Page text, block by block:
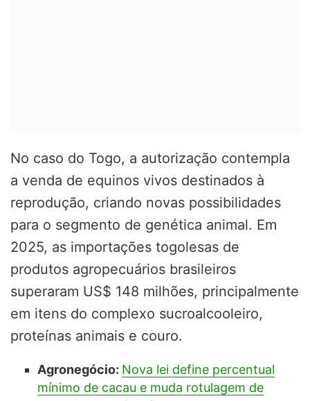
No caso do Togo, a autorização contempla
a venda de equinos vivos destinados à
reprodução, criando novas possibilidades
para o segmento de genética animal. Em
2025, as importações togolesas de
produtos agropecuários brasileiros
superaram US$ 148 milhões, principalmente
em itens do complexo sucroalcooleiro,
proteínas animais e couro.
Agronegócio: Nova lei define percentual
mínimo de cacau e muda rotulagem de